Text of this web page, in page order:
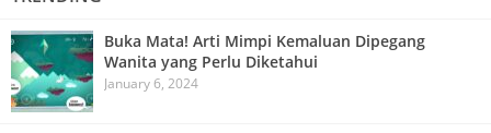
Buka Mata! Arti Mimpi Kemaluan Dipegang
Wanita yang Perlu Diketahui
January 6, 2024